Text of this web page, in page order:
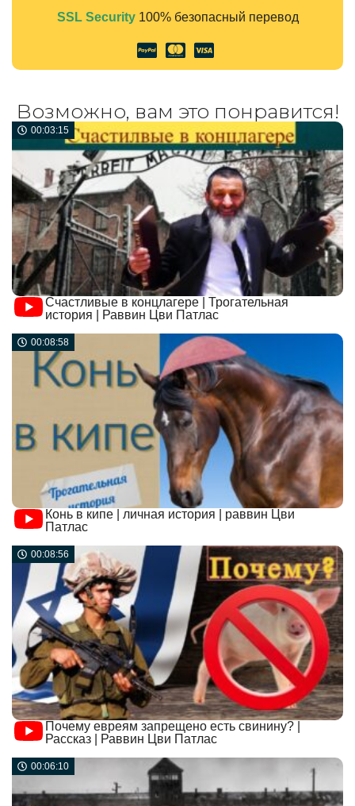
Alternative:
SSL Security100% безопасный перевод
Возможно, вам это понравится!
00:03:15
Счастливые в концлагере | Трогательная
история | Раввин Цви Патлас
00:08:58
Конь в кипе | личная история | раввин Цви
Патлас
00:08:56
Почему евреям запрещено есть свинину? |
Рассказ | Раввин Цви Патлас
00:06:10